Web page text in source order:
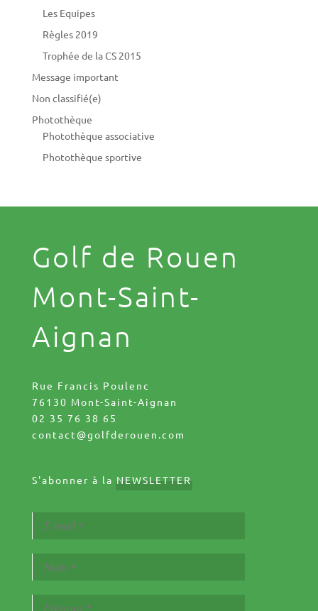
Les Equipes
Règles 2019
Trophée de la CS 2015
Message important
Non classifié(e)
Photothèque
Photothèque associative
Photothèque sportive
Golf de Rouen
Mont-Saint-
Aignan
Rue Francis Poulenc
76130 Mont-Saint-Aignan
02 35 76 38 65
contact@golfderouen.com
S'abonner à la NEWSLETTER